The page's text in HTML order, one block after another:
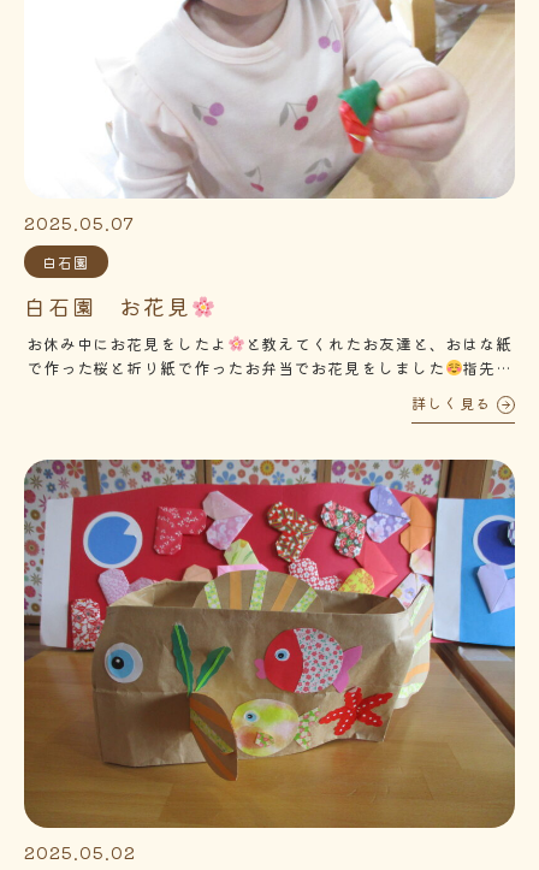
2025.05.07
白石園
白石園 お花見
お休み中にお花見をしたよ
と教えてくれたお友達と、おはな紙
で作った桜と折り紙で作ったお弁当でお花見をしました
指先を
使う、目で見て模倣して作る製作！2歳児のお友達の成長を感じ
詳しく見る
2025.05.02